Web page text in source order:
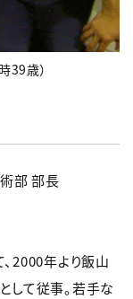
39歳）
部 部長
2000年より飯山
して従事。若手な